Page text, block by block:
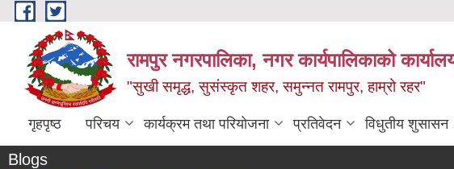
Skip to main content
रामपुर नगरपालिका, नगर कार्यपालिकाको
"सुखी समृद्ध, सुसंस्कृत शहर, समुन्नत रामपुर, हाम्रो रहर"
गृहपृष्ठ परिचय कार्यक्रम तथा परियोजना प्रतिवेदन विधुतीय शुसासन
Blogs